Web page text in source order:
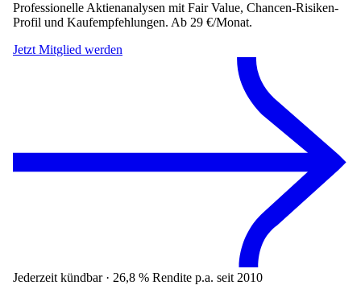
Professionelle Aktienanalysen mit Fair Value, Chancen-Risiken-
Profil und Kaufempfehlungen. Ab 29 €/Monat.
Jetzt Mitglied werden
Jederzeit kündbar · 26,8 % Rendite p.a. seit 2010